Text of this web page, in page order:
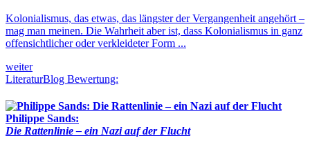
Kolonialismus, das etwas, das längster der Vergangenheit angehört –
mag man meinen. Die Wahrheit aber ist, dass Kolonialismus in ganz
offensichtlicher oder verkleideter Form ...
weiter
LiteraturBlog Bewertung:
Philippe Sands:
Die Rattenlinie – ein Nazi auf der Flucht